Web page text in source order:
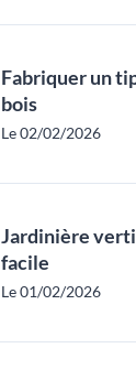
Fabriquer un
bois
Le 02/02/2026
Jardinière
facile
Le 01/02/2026